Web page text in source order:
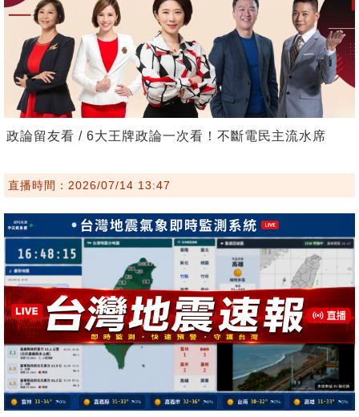
政論留友看 / 6大王牌政論一次看！不斷電民主流水席
直播時間：2026/07/14 13:47